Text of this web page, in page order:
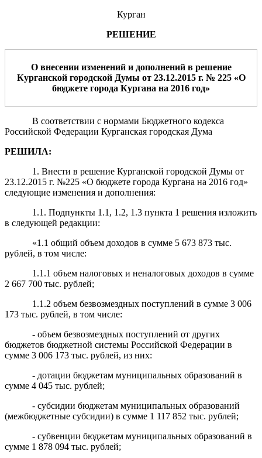
Курган
РЕШЕНИЕ
О внесении изменений и дополнений в решение
Курганской городской Думы от 23.12.2015 г. № 225 «О
бюджете города Кургана на 2016 год»
В соответствии с нормами Бюджетного кодекса
Российской Федерации Курганская городская Дума
РЕШИЛА:
1. Внести в решение Курганской городской Думы от
23.12.2015 г. №225 «О бюджете города Кургана на 2016 год»
следующие изменения и дополнения:
1.1. Подпункты 1.1, 1.2, 1.3 пункта 1 решения изложить
в следующей редакции:
«1.1 общий объем доходов в сумме 5 673 873 тыс.
рублей, в том числе:
1.1.1 объем налоговых и неналоговых доходов в сумме
2 667 700 тыс. рублей;
1.1.2 объем безвозмездных поступлений в сумме 3 006
173 тыс. рублей, в том числе:
- объем безвозмездных поступлений от других
бюджетов бюджетной системы Российской Федерации в
сумме 3 006 173 тыс. рублей, из них:
- дотации бюджетам муниципальных образований в
сумме 4 045 тыс. рублей;
- субсидии бюджетам муниципальных образований
(межбюджетные субсидии) в сумме 1 117 852 тыс. рублей;
- субвенции бюджетам муниципальных образований в
сумме 1 878 094 тыс. рублей;